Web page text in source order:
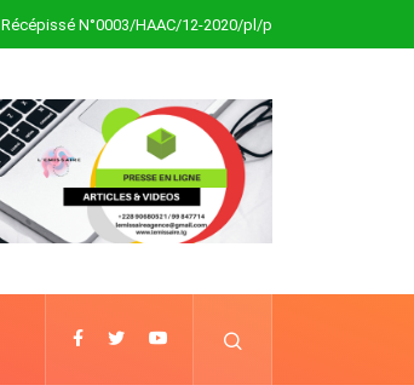
Récépissé N°0003/HAAC/12-2020/pl/p